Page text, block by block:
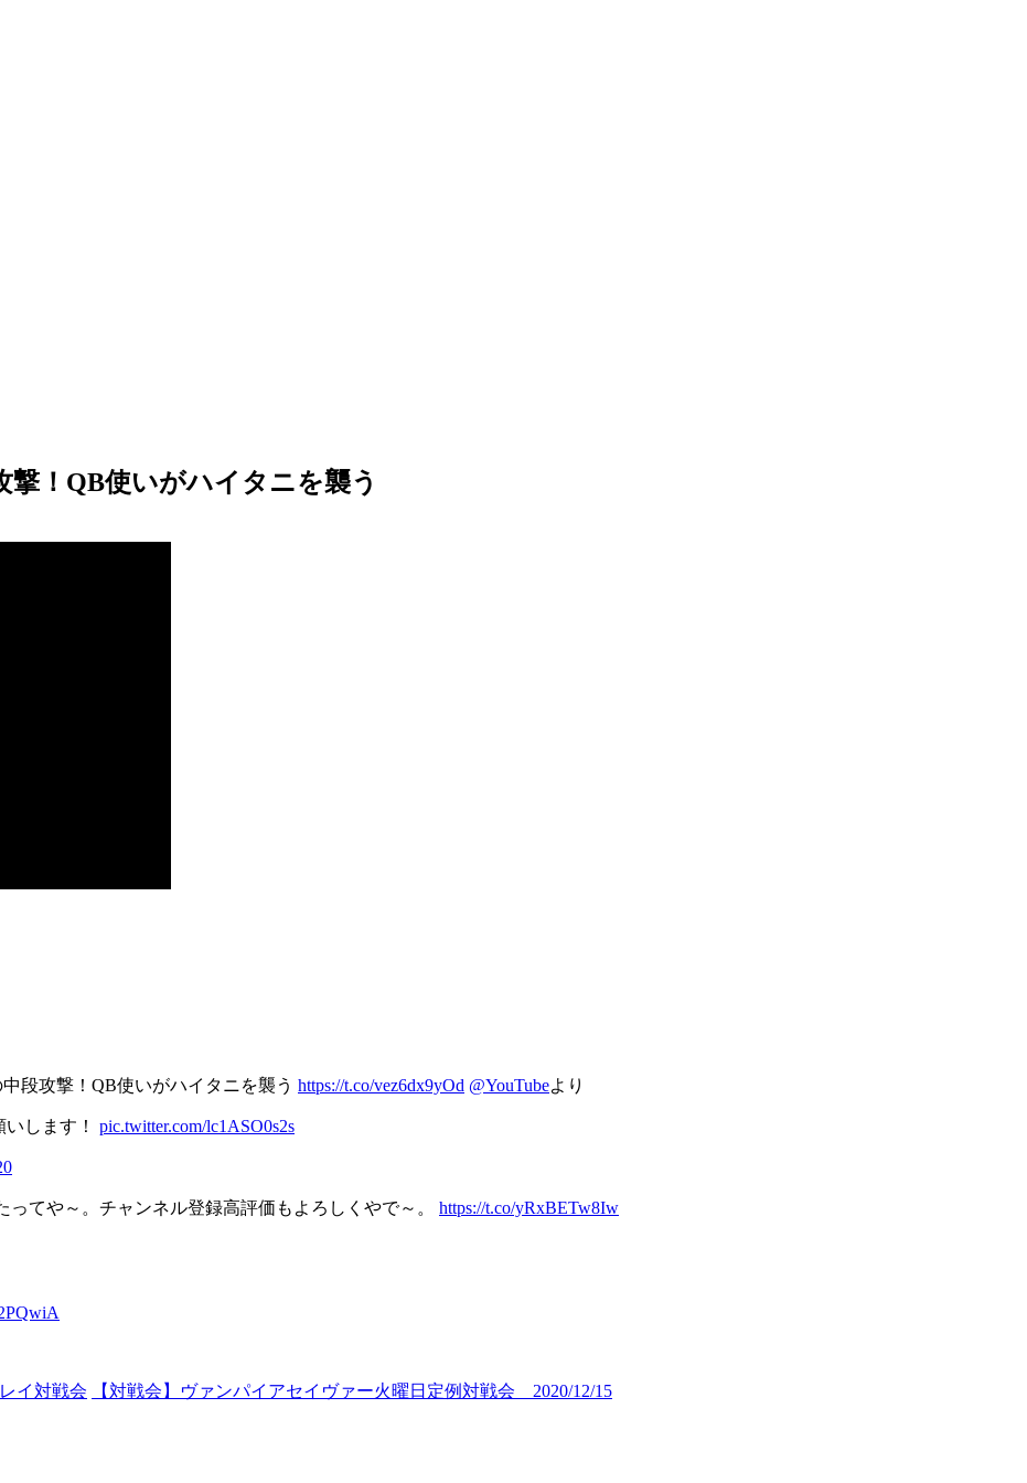
撃！QB使いがハイタニを襲う
段攻撃！QB使いがハイタニを襲う https://t.co/vez6dx9yOd @YouTubeより
します！ pic.twitter.com/lc1ASO0s2s
てや～。チャンネル登録高評価もよろしくやで～。 https://t.co/yRxBETw8Iw
イ対戦会 【対戦会】ヴァンパイアセイヴァー火曜日定例対戦会 2020/12/15